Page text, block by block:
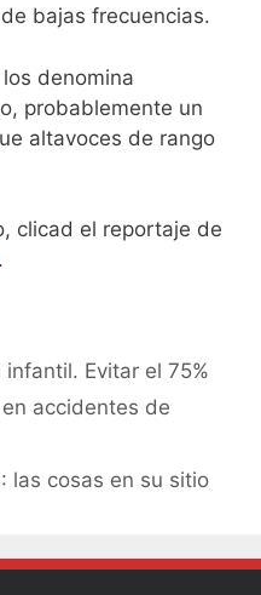
bajas frecuencias.
denomina
probablemente un
altavoces de rango
clicad el reportaje de
Evitar el 75%
accidentes de
las cosas en su sitio